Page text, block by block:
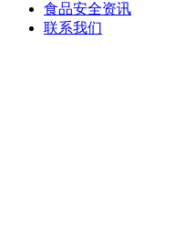
食品安全资讯
联系我们